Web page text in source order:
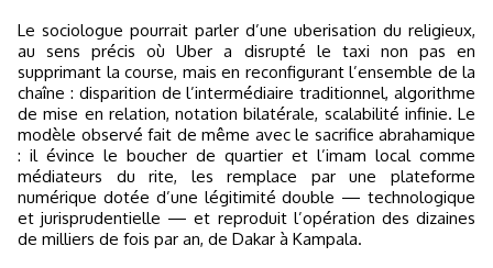
Le sociologue pourrait parler d’une uberisation du religieux,
au sens précis où Uber a disrupté le taxi non pas en
supprimant la course, mais en reconfigurant l’ensemble de la
chaîne : disparition de l’intermédiaire traditionnel, algorithme
de mise en relation, notation bilatérale, scalabilité infinie. Le
modèle observé fait de même avec le sacrifice abrahamique
: il évince le boucher de quartier et l’imam local comme
médiateurs du rite, les remplace par une plateforme
numérique dotée d’une légitimité double — technologique
et jurisprudentielle — et reproduit l’opération des dizaines
de milliers de fois par an, de Dakar à Kampala.